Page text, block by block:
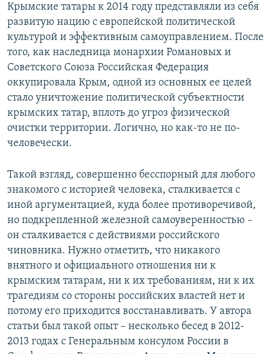
Крымские татары к 2014 году представляли из себя
развитую нацию с европейской политической
культурой и эффективным самоуправлением. После
того, как наследница монархии Романовых и
Советского Союза Российская Федерация
оккупировала Крым, одной из основных ее целей
стало уничтожение политической субъектности
крымских татар, вплоть до угроз физической
очистки территории. Логично, но как-то не по-
человечески.
Такой взгляд, совершенно бесспорный для любого
знакомого с историей человека, сталкивается с
иной аргументацией, куда более противоречивой,
но подкрепленной железной самоуверенностью –
он сталкивается с действиями российского
чиновника. Нужно отметить, что никакого
внятного и официального отношения ни к
крымским татарам, ни к их требованиям, ни к их
трагедиям со стороны российских властей нет и
потому его приходится восстанавливать. У автора
статьи был такой опыт – несколько бесед в 2012-
2013 годах с Генеральным консулом России в